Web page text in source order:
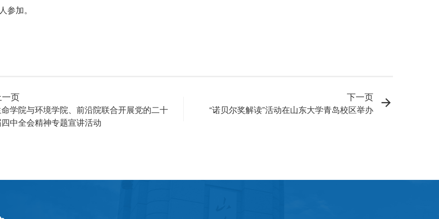
参加。
页
学院与环境学院、前沿院联合开展党的二十
中全会精神专题宣讲活动
下一页
“诺贝尔奖解读”活动在山东大学青岛校区举办